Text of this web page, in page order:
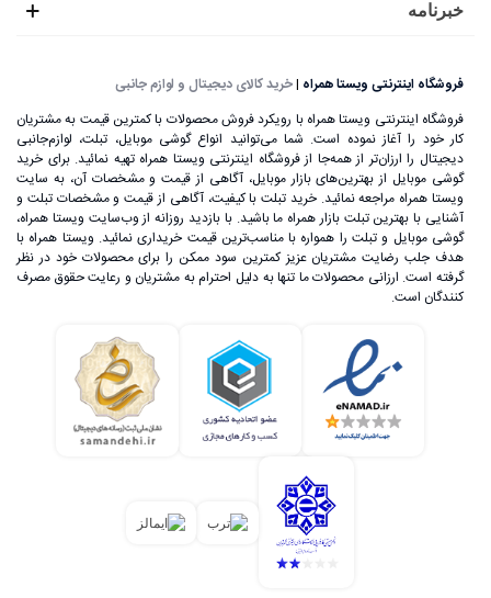
خبرنامه
فروشگاه اینترنتی ویستا همراه |خرید کالای دیجیتال و لوازم جانبی
فروشگاه اینترنتی ویستا همراه با رویکرد فروش محصولات با کمترین قیمت به مشتریان
کار خود را آغاز نموده است. شما می‌توانید انواع گوشی موبایل، تبلت، لوازم‌جانبی
دیجیتال را ارزان‌تر از همه‌جا از فروشگاه اینترنتی ویستا همراه تهیه نمائید. برای خرید
گوشی موبایل از بهترین‌های بازار موبایل، آگاهی از قیمت و مشخصات آن، به ‌سایت
ویستا همراه مراجعه نمائید. خرید تبلت با کیفیت، آگاهی از قیمت و مشخصات تبلت و
آشنایی با بهترین تبلت بازار همراه ما باشید. با بازدید روزانه از وب‌سایت ویستا همراه،
گوشی موبایل و تبلت را همواره با مناسب‌ترین قیمت خریداری نمائید. ویستا همراه با
هدف جلب رضایت مشتریان عزیز کمترین سود ممکن را برای محصولات خود در نظر
گرفته است. ارزانی محصولات ما تنها به دلیل احترام به مشتریان و رعایت حقوق مصرف
کنندگان است.